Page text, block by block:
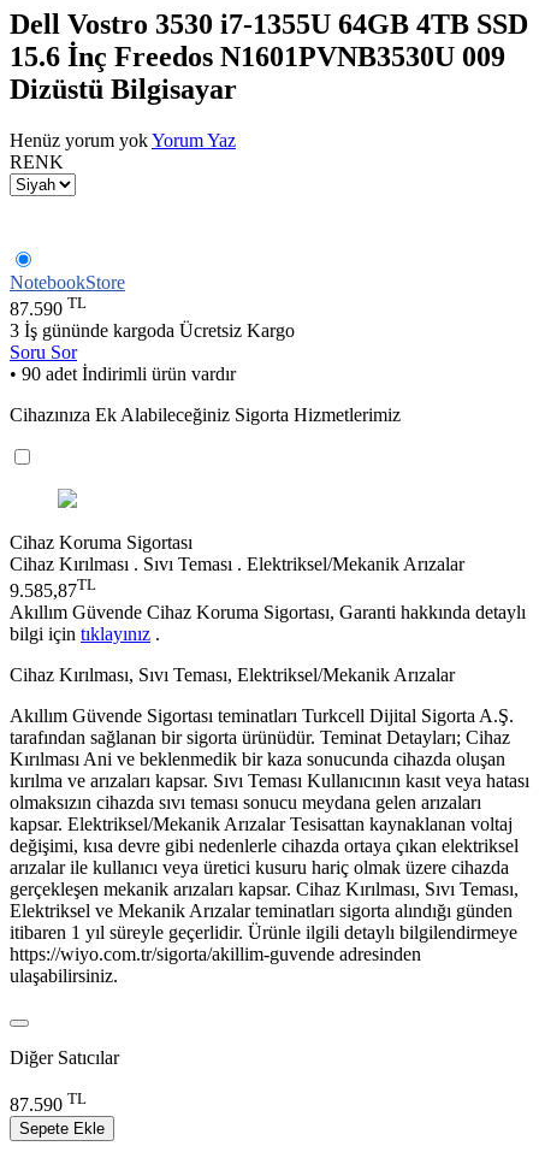
Dell Vostro 3530 i7-1355U 64GB 4TB SSD
15.6 İnç Freedos N1601PVNB3530U 009
Dizüstü Bilgisayar
Henüz yorum yokYorum Yaz
RENK
NotebookStore
87.590 TL
3 İş gününde kargoda Ücretsiz Kargo
Soru Sor
• 90 adet İndirimli ürün vardır
Cihazınıza Ek Alabileceğiniz Sigorta Hizmetlerimiz
Cihaz Koruma Sigortası
Cihaz Kırılması . Sıvı Teması . Elektriksel/Mekanik Arızalar
9.585,87TL
Akıllım Güvende Cihaz Koruma Sigortası, Garanti hakkında detaylı
bilgi için tıklayınız .
Cihaz Kırılması, Sıvı Teması, Elektriksel/Mekanik Arızalar
Akıllım Güvende Sigortası teminatları Turkcell Dijital Sigorta A.Ş.
tarafından sağlanan bir sigorta ürünüdür. Teminat Detayları; Cihaz
Kırılması Ani ve beklenmedik bir kaza sonucunda cihazda oluşan
kırılma ve arızaları kapsar. Sıvı Teması Kullanıcının kasıt veya hatası
olmaksızın cihazda sıvı teması sonucu meydana gelen arızaları
kapsar. Elektriksel/Mekanik Arızalar Tesisattan kaynaklanan voltaj
değişimi, kısa devre gibi nedenlerle cihazda ortaya çıkan elektriksel
arızalar ile kullanıcı veya üretici kusuru hariç olmak üzere cihazda
gerçekleşen mekanik arızaları kapsar. Cihaz Kırılması, Sıvı Teması,
Elektriksel ve Mekanik Arızalar teminatları sigorta alındığı günden
itibaren 1 yıl süreyle geçerlidir. Ürünle ilgili detaylı bilgilendirmeye
https://wiyo.com.tr/sigorta/akillim-guvende adresinden
ulaşabilirsiniz.
Diğer Satıcılar
87.590 TL
Sepete Ekle